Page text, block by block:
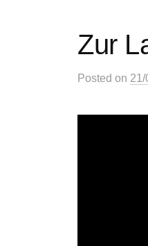
Zur
Posted on 21/